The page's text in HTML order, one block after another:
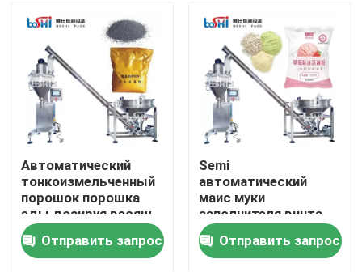
Автоматический
тонкоизмельченный
порошок порошка
еды дозируя весящ
машину упаковки
мешкаОтправить запрос
Semi
автоматический
маис муки
заполнителя винта
сверла пудрит
машину завалки
порошка еды
Отправить запрос